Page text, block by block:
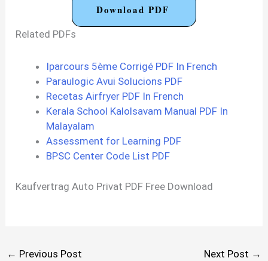
Download PDF
Related PDFs
Iparcours 5ème Corrigé PDF In French
Paraulogic Avui Solucions PDF
Recetas Airfryer PDF In French
Kerala School Kalolsavam Manual PDF In
Malayalam
Assessment for Learning PDF
BPSC Center Code List PDF
Kaufvertrag Auto Privat PDF Free Download
← Previous Post Next Post →